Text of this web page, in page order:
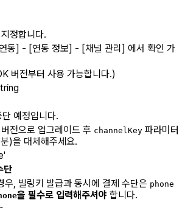
정합니다.
동] - [연동 정보] - [채널 관리] 에서 확인 가
버전부터 사용 가능합니다.)
예정입니다.
전으로 업그레이드 후 channelKey 파라미터
)을 대체해주세요.
단
우, 빌링키 발급과 동시에 결제 수단은 phone
을 필수로 입력해주셔야 합니다.